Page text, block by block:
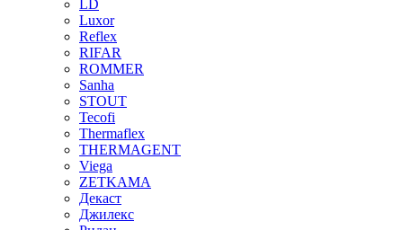
LD
Luxor
Reflex
RIFAR
ROMMER
Sanha
STOUT
Tecofi
Thermaflex
THERMAGENT
Viega
ZETKAMA
Декаст
Джилекс